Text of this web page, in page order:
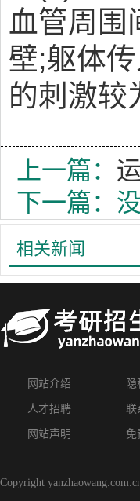
血管周围
壁;躯体
的刺激较
上一篇：
下一篇：
相关新闻
网站介绍 隐
人才招聘 联
网站声明 免
Copyright